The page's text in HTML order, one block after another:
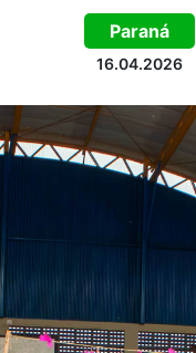
Paraná
16.04.2026